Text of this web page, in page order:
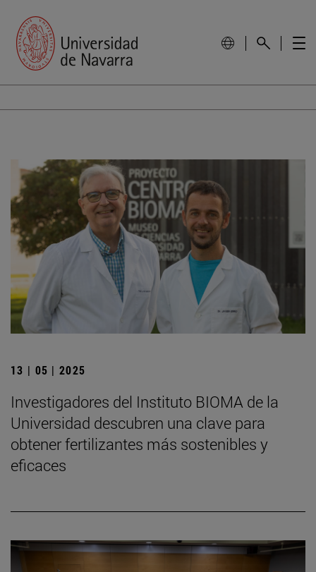
13 | 05 | 2025
Investigadores del Instituto BIOMA de la
Universidad descubren una clave para
obtener fertilizantes más sostenibles y
eficaces